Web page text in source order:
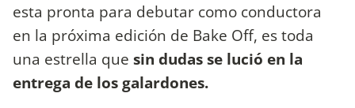
esta pronta para debutar como conductora
en la próxima edición de Bake Off, es toda
una estrella que sin dudas se lució en la
entrega de los galardones.